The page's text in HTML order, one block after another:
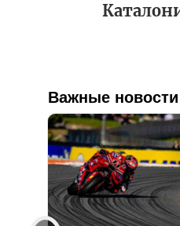
Важные новости